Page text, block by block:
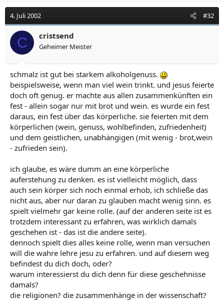
4. Juli 2002 #32
C cristsend
Geheimer Meister
schmalz ist gut bei starkem alkoholgenuss.
beispielsweise, wenn man viel wein trinkt. und jesus feierte
doch oft genug. er machte aus allen zusammenkünften ein
fest - allein sogar nur mit brot und wein. es wurde ein fest
daraus, ein fest über das körperliche. sie feierten mit dem
körperlichen (wein, genuss, wohlbefinden, zufriedenheit)
und dem geistlichen, unabhängigen (mit wenig - brot,wein
- zufrieden sein).
ich glaube, es wäre dumm an eine körperliche
auferstehung zu denken. es ist vielleicht möglich, dass
auch sein körper sich noch einmal erhob, ich schließe das
nicht aus, aber nur daran zu glauben macht wenig sinn. es
spielt vielmehr gar keine rolle. (auf der anderen seite ist es
trotzdem interessant zu erfahren, was wirklich damals
geschehen ist - das ist die andere seite).
dennoch spielt dies alles keine rolle, wenn man versuchen
will die wahre lehre jesu zu erfahren. und auf diesem weg
befindest du dich doch, oder?
warum interessierst du dich denn für diese geschehnisse
damals?
die religionen? die zusammenhänge in der wissenschaft?